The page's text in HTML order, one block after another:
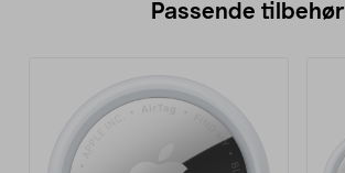
Passende tilbehør